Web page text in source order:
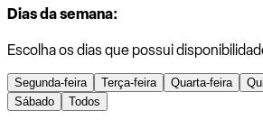
Dias da semana:
Escolha os dias que possui
Segunda-feira Terça-feira Quarta-feira
Sábado
Todos